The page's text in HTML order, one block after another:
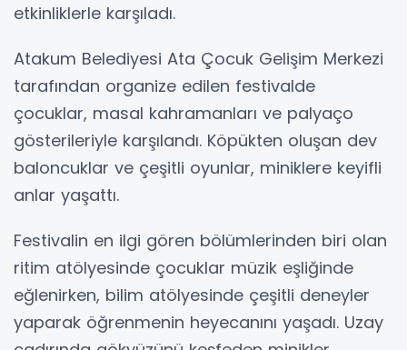
etkinliklerle karşıladı.
Atakum Belediyesi Ata Çocuk Gelişim Merkezi
tarafından organize edilen festivalde
çocuklar, masal kahramanları ve palyaço
gösterileriyle karşılandı. Köpükten oluşan dev
baloncuklar ve çeşitli oyunlar, miniklere keyifli
anlar yaşattı.
Festivalin en ilgi gören bölümlerinden biri olan
ritim atölyesinde çocuklar müzik eşliğinde
eğlenirken, bilim atölyesinde çeşitli deneyler
yaparak öğrenmenin heyecanını yaşadı. Uzay